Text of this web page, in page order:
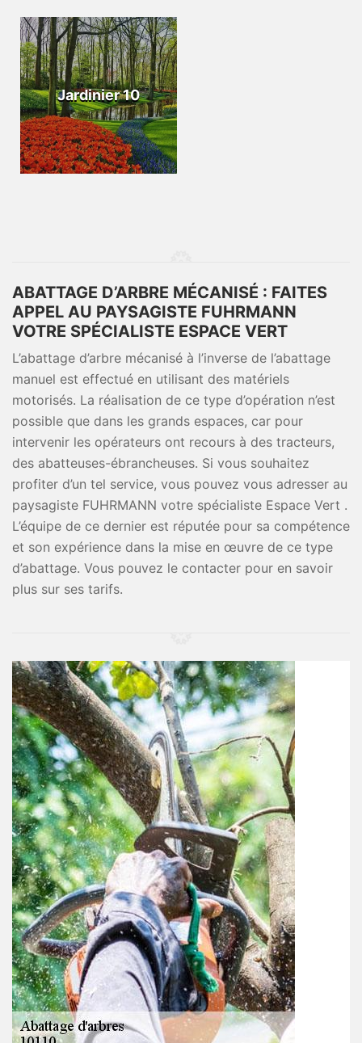
Jardinier 10
ABATTAGE D’ARBRE MÉCANISÉ : FAITES
APPEL AU PAYSAGISTE FUHRMANN
VOTRE SPÉCIALISTE ESPACE VERT
L’abattage d’arbre mécanisé à l’inverse de l’abattage
manuel est effectué en utilisant des matériels
motorisés. La réalisation de ce type d’opération n’est
possible que dans les grands espaces, car pour
intervenir les opérateurs ont recours à des tracteurs,
des abatteuses-ébrancheuses. Si vous souhaitez
profiter d’un tel service, vous pouvez vous adresser au
paysagiste FUHRMANN votre spécialiste Espace Vert .
L’équipe de ce dernier est réputée pour sa compétence
et son expérience dans la mise en œuvre de ce type
d’abattage. Vous pouvez le contacter pour en savoir
plus sur ses tarifs.